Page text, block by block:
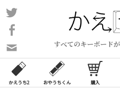
コ
ン
ン
ツ
ス
すべてのキーボード
い
合
わ
かえうち2 おやうちくん 購入